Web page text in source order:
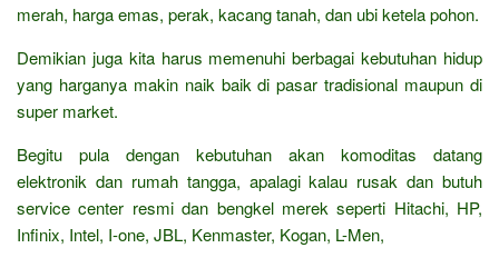
merah, harga emas, perak, kacang tanah, dan ubi ketela pohon.
Demikian juga kita harus memenuhi berbagai kebutuhan hidup
yang harganya makin naik baik di pasar tradisional maupun di
super market.
Begitu pula dengan kebutuhan akan komoditas datang
elektronik dan rumah tangga, apalagi kalau rusak dan butuh
service center resmi dan bengkel merek seperti Hitachi, HP,
Infinix, Intel, I-one, JBL, Kenmaster, Kogan, L-Men,